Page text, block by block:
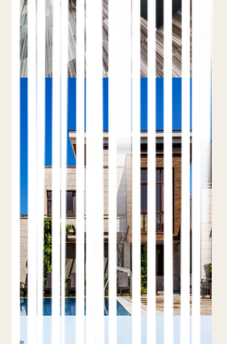
los sitios hoteleros no los tienen, y cómo
consiguen resultados enriquecidos y citas en
búsquedas de IA.
Leer el artículo completo
las OTA en Google
9 de junio de 2026
Teo Yordanov
10 min de lectura
Defensa de marca primero
Ganar el
long-tail
Reservas directas, no rankings
Dónde un hotel independiente puede superar
de forma realista a Booking.com y Expedia en
los resultados de búsqueda, dónde no puede
hacerlo, y un plan concreto para ganar el
terreno que sí está al alcance.
Leer el artículo completo